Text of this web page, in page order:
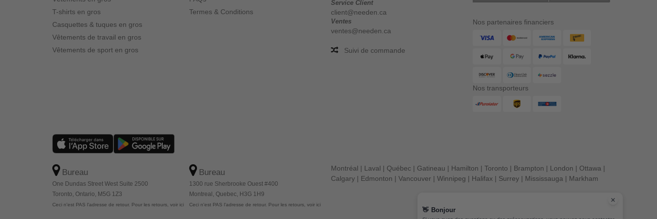
T-shirts en gros
Casquettes & tuques en gros
Vêtements de travail en gros
Vêtements de sport en gros
Termes & Conditions
Service Client
client@needen.ca
Ventes
ventes@needen.ca
Suivi de commande
Nos partenaires financiers
Nos transporteurs
Bureau
One Dundas Street West Suite 2500
Toronto, Ontario, M5G 1Z3
Ceci n'est PAS l'adresse de retour. Pour les retours, voir ici
Bureau
1300 rue Sherbrooke Ouest #400
Montreal, Quebec, H3G 1H9
Ceci n'est PAS l'adresse de retour. Pour les retours, voir ici
Montréal | Laval | Québec | Gatineau | Hamilton | Toronto | Brampton | London | Ottawa |
Calgary | Edmonton | Vancouver | Winnipeg | Halifax | Surrey | Mississauga | Markham
👋 Bonjour